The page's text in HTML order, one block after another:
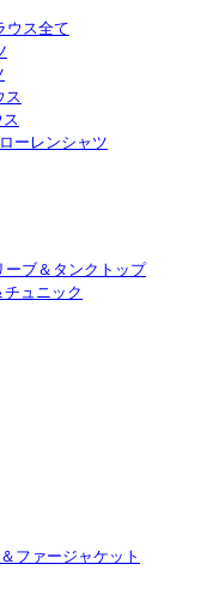
ウス全て
ス
ーレンシャツ
ーブ＆タンクトップ
ュニック
ファージャケット